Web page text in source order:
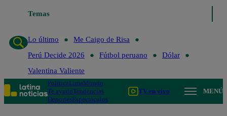
Temas
Lo último
Me Caigo de Risa
Perú Decide 2026
Fútbol peruano
Dólar
Valentina Valiente
PolíticaLimaMundo
Te ayudoTendencias
DeportesEspectáculos
TV en vivo MENÚ